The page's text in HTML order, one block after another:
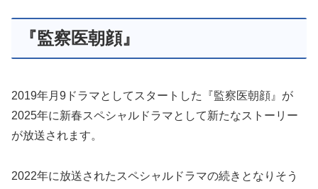
『監察医朝顔』
2019年月9ドラマとしてスタートした『監察医朝顔』が
2025年に新春スペシャルドラマとして新たなストーリー
が放送されます。
2022年に放送されたスペシャルドラマの続きとなりそう